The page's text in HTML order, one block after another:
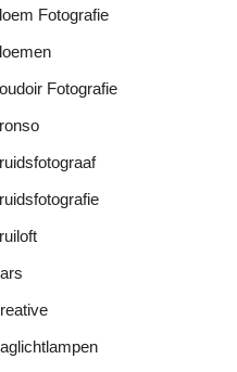
Fotografie
Fotografie